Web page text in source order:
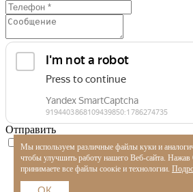
Отправить
Соглашаюсь на обработку
Мы используем различные файлы куки и
чтобы улучшить работу нашего Веб-сайта.
принимаете все файлы соокіе и технологии.